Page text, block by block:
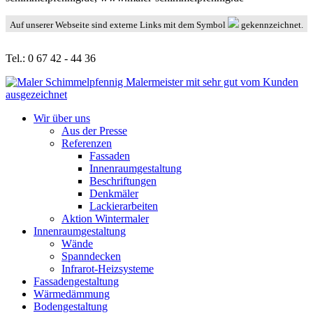
Auf unserer Webseite sind externe Links mit dem Symbol gekennzeichnet.
Tel.: 0 67 42 - 44 36
Wir über uns
Aus der Presse
Referenzen
Fassaden
Innenraumgestaltung
Beschriftungen
Denkmäler
Lackierarbeiten
Aktion Wintermaler
Innenraumgestaltung
Wände
Spanndecken
Infrarot-Heizsysteme
Fassadengestaltung
Wärmedämmung
Bodengestaltung